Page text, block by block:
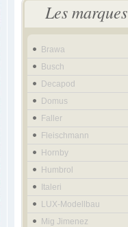
Les marques
Brawa
Busch
Decapod
Domus
Faller
Fleischmann
Hornby
Humbrol
Italeri
LUX-Modellbau
Mig Jimenez